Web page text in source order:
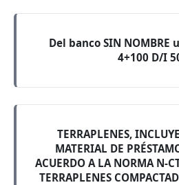
Del banco SIN NOMBRE
4+100 D/I
TERRAPLENES,
MATERIAL DE
ACUERDO A LA NORMA N-
TERRAPLENES